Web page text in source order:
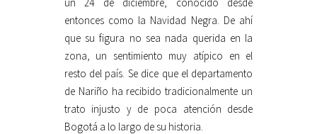
entonces como la Navidad Negra. De ahí
que su figura no sea nada querida en la
zona, un sentimiento muy atípico en el
resto del país. Se dice que el departamento
de Nariño ha recibido tradicionalmente un
trato injusto y de poca atención desde
Bogotá a lo largo de su historia.